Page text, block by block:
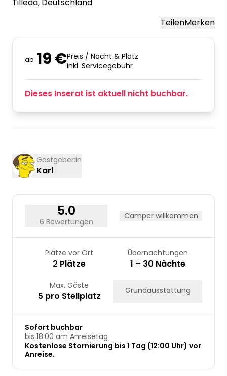
TeilenMerken
ab 19 €Preis / Nacht & Platz
inkl. Servicegebühr
Dieses Inserat ist aktuell nicht buchbar.
Gastgeber:in
Karl
5.0
6 Bewertungen
Camper willkommen
Plätze vor Ort
2 Plätze
Übernachtungen
1 – 30 Nächte
Max. Gäste
5 pro Stellplatz Grundausstattung
Sofort buchbar
bis 18:00 am Anreisetag
Kostenlose Stornierung bis 1 Tag (12:00 Uhr) vor
Anreise.